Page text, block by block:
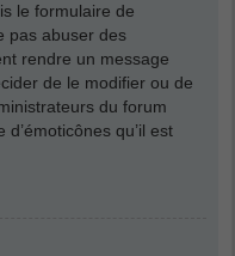
le formulaire de
pas abuser des
rendre un message
de le modifier ou de
du forum
qu’il est